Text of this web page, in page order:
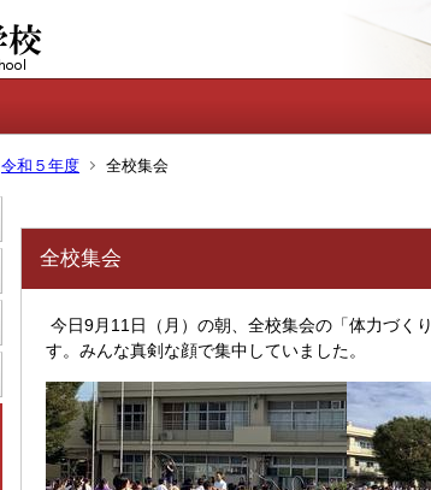
令和５年度 全校集会
全校集会
今日9月11日（月）の朝、全校集会の「体力づく
す。みんな真剣な顔で集中していました。